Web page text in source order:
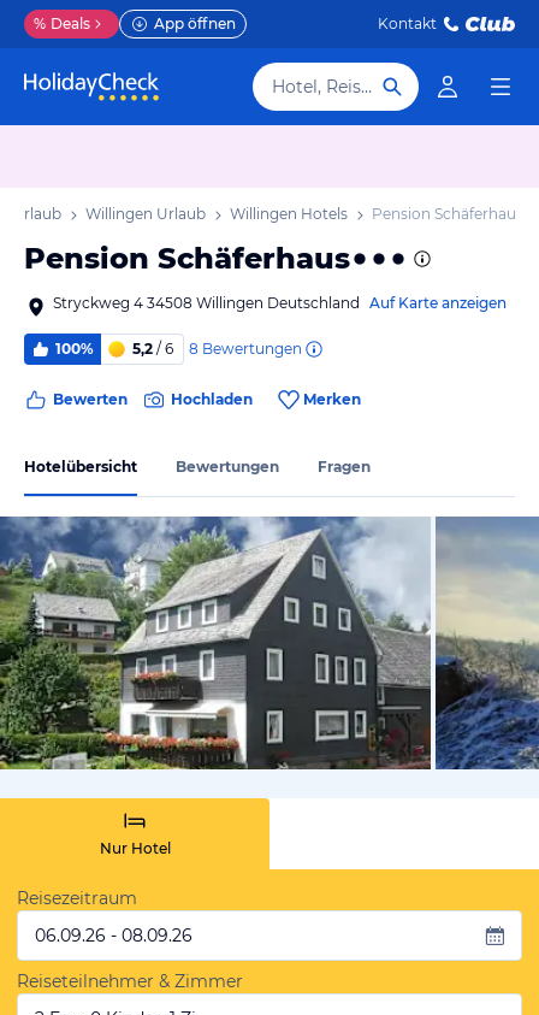
% Deals App öffnen Kontakt
Hotel, Reiseziel
Urlaub Willingen Urlaub Willingen Hotels Pension Schäferhaus
Pension Schäferhaus
Stryckweg 4 34508 Willingen Deutschland Auf Karte anzeigen
100% 5,2 / 6 8 Bewertungen
Bewerten Hochladen Merken
Hotelübersicht Bewertungen Fragen
von
Nur Hotel
Reisezeitraum
06.09.26 - 08.09.26
Reiseteilnehmer & Zimmer